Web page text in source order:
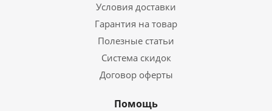
Условия доставки
Гарантия на товар
Полезные статьи
Система скидок
Договор оферты
Помощь